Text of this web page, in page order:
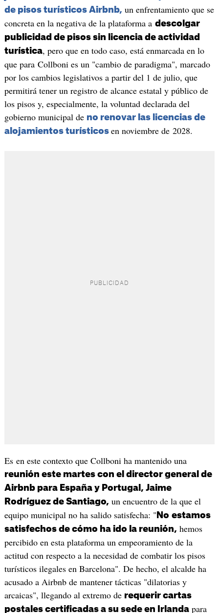
de pisos turísticos Airbnb, un enfrentamiento que se
concreta en la negativa de la plataforma a descolgar
publicidad de pisos sin licencia de actividad
turística, pero que en todo caso, está enmarcada en lo
que para Collboni es un "cambio de paradigma", marcado
por los cambios legislativos a partir del 1 de julio, que
permitirá tener un registro de alcance estatal y público de
los pisos y, especialmente, la voluntad declarada del
gobierno municipal de no renovar las licencias de
alojamientos turísticos en noviembre de 2028.
Es en este contexto que Collboni ha mantenido una
reunión este martes con el director general de
Airbnb para España y Portugal, Jaime
Rodríguez de Santiago, un encuentro de la que el
equipo municipal no ha salido satisfecha: " No estamos
satisfechos de cómo ha ido la reunión, hemos
percibido en esta plataforma un empeoramiento de la
actitud con respecto a la necesidad de combatir los pisos
turísticos ilegales en Barcelona". De hecho, el alcalde ha
acusado a Airbnb de mantener tácticas "dilatorias y
arcaicas", llegando al extremo de requerir cartas
postales certificadas a su sede en Irlandapara